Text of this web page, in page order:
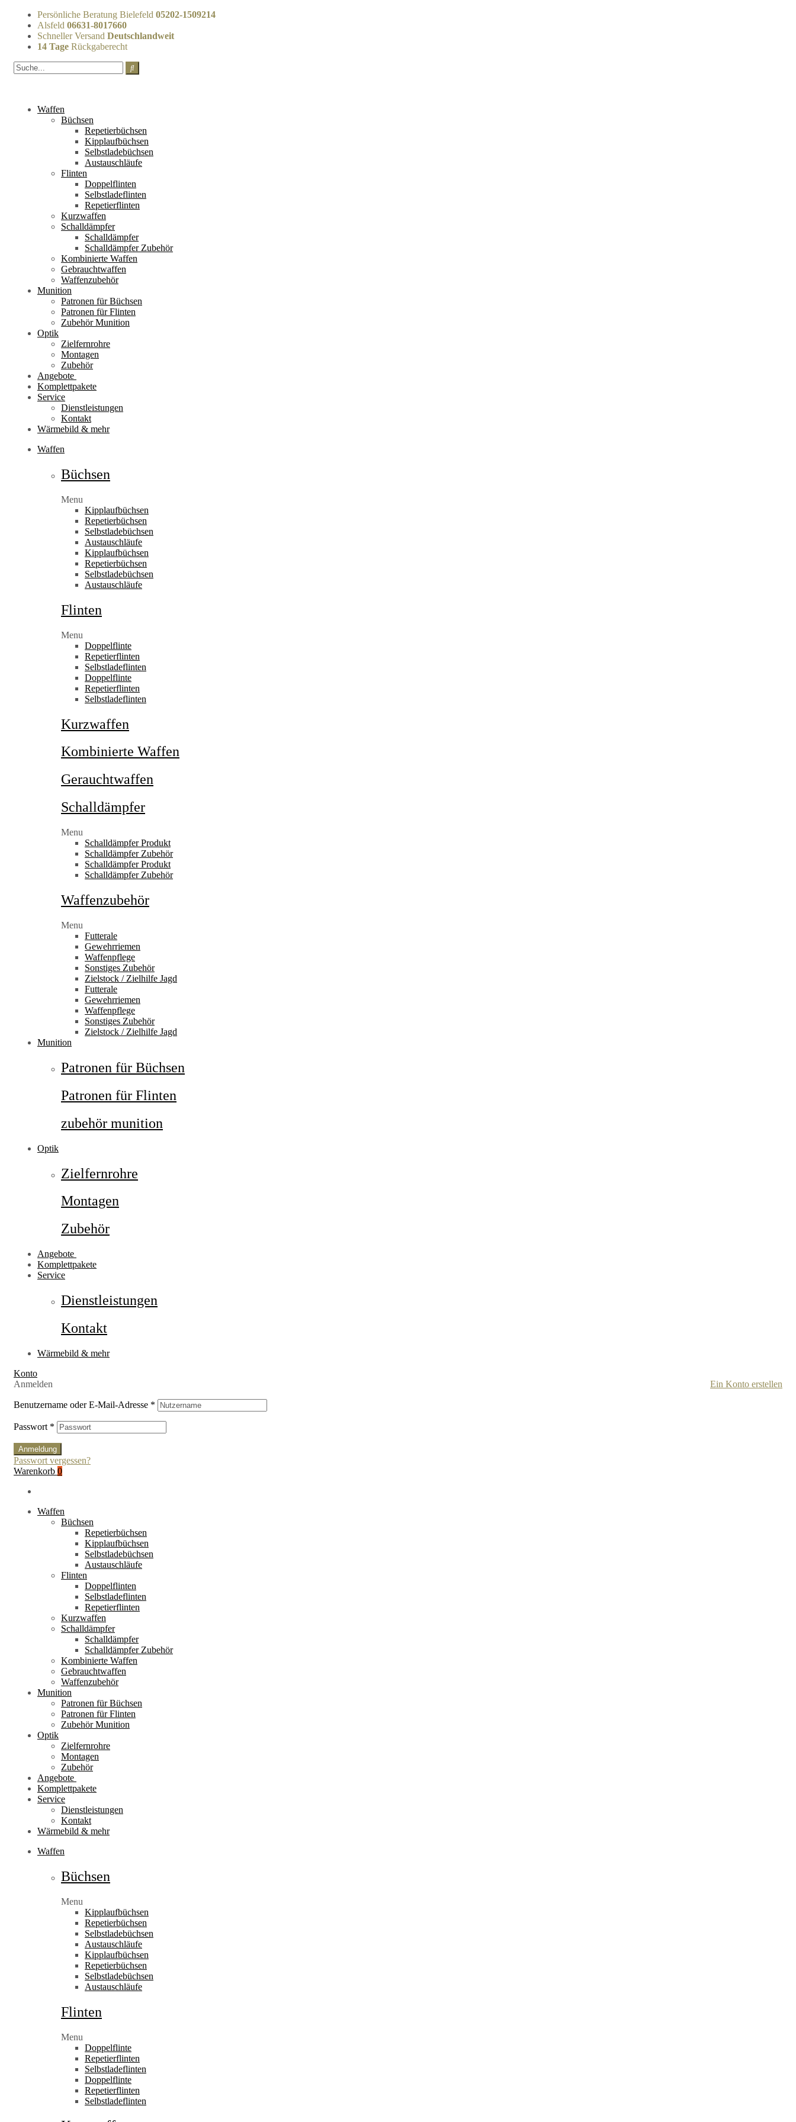
Persönliche Beratung Bielefeld 05202-1509214
Alsfeld 06631-8017660
Schneller Versand Deutschlandweit
14 Tage Rückgaberecht
Waffen
Büchsen
Repetierbüchsen
Kipplaufbüchsen
Selbstladebüchsen
Austauschläufe
Flinten
Doppelflinten
Selbstladeflinten
Repetierflinten
Kurzwaffen
Schalldämpfer
Schalldämpfer
Schalldämpfer Zubehör
Kombinierte Waffen
Gebrauchtwaffen
Waffenzubehör
Munition
Patronen für Büchsen
Patronen für Flinten
Zubehör Munition
Optik
Zielfernrohre
Montagen
Zubehör
Angebote
Komplettpakete
Service
Dienstleistungen
Kontakt
Wärmebild & mehr
Waffen
Büchsen
Menu
Kipplaufbüchsen
Repetierbüchsen
Selbstladebüchsen
Austauschläufe
Kipplaufbüchsen
Repetierbüchsen
Selbstladebüchsen
Austauschläufe
Flinten
Menu
Doppelflinte
Repetierflinten
Selbstladeflinten
Doppelflinte
Repetierflinten
Selbstladeflinten
Kurzwaffen
Kombinierte Waffen
Gerauchtwaffen
Schalldämpfer
Menu
Schalldämpfer Produkt
Schalldämpfer Zubehör
Schalldämpfer Produkt
Schalldämpfer Zubehör
Waffenzubehör
Menu
Futterale
Gewehrriemen
Waffenpflege
Sonstiges Zubehör
Zielstock / Zielhilfe Jagd
Futterale
Gewehrriemen
Waffenpflege
Sonstiges Zubehör
Zielstock / Zielhilfe Jagd
Munition
Patronen für Büchsen
Patronen für Flinten
zubehör munition
Optik
Zielfernrohre
Montagen
Zubehör
Angebote
Komplettpakete
Service
Dienstleistungen
Kontakt
Wärmebild & mehr
Konto
Anmelden
Ein Konto erstellen
Benutzername oder E-Mail-Adresse *
Passwort *
Anmeldung
Passwort vergessen?
Warenkorb 0
Waffen
Büchsen
Repetierbüchsen
Kipplaufbüchsen
Selbstladebüchsen
Austauschläufe
Flinten
Doppelflinten
Selbstladeflinten
Repetierflinten
Kurzwaffen
Schalldämpfer
Schalldämpfer
Schalldämpfer Zubehör
Kombinierte Waffen
Gebrauchtwaffen
Waffenzubehör
Munition
Patronen für Büchsen
Patronen für Flinten
Zubehör Munition
Optik
Zielfernrohre
Montagen
Zubehör
Angebote
Komplettpakete
Service
Dienstleistungen
Kontakt
Wärmebild & mehr
Waffen
Büchsen
Menu
Kipplaufbüchsen
Repetierbüchsen
Selbstladebüchsen
Austauschläufe
Kipplaufbüchsen
Repetierbüchsen
Selbstladebüchsen
Austauschläufe
Flinten
Menu
Doppelflinte
Repetierflinten
Selbstladeflinten
Doppelflinte
Repetierflinten
Selbstladeflinten